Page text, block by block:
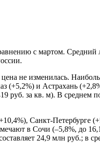
с мартом.
не изменилась.
(+5,2%) и Астрахань
руб. за кв. м). В среднем
Санкт‑Петербурге
в Сочи (–5,8%, до
24,9 млн руб.; в